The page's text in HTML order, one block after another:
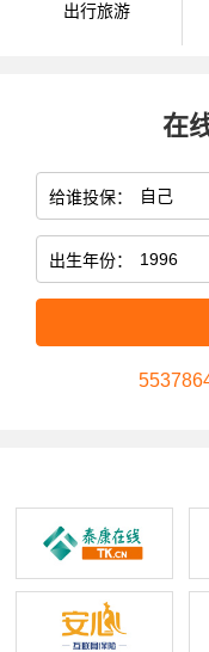
出行旅游
在
给谁投保：
出生年份：